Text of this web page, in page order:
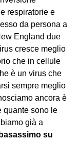
respiratorie e
da persona a
England due
cresce meglio
che in cellule
è un virus che
sempre meglio
ancora è
quante sono le
già a
su